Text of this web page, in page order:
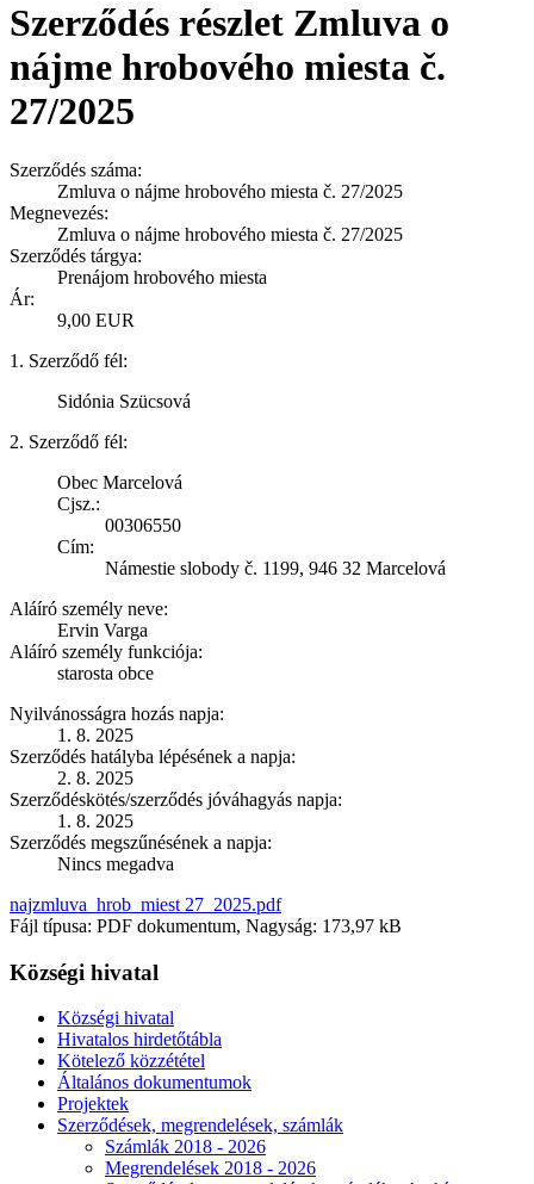
Szerződés részlet Zmluva o
nájme hrobového miesta č.
27/2025
Szerződés száma:
Zmluva o nájme hrobového miesta č. 27/2025
Megnevezés:
Zmluva o nájme hrobového miesta č. 27/2025
Szerződés tárgya:
Prenájom hrobového miesta
Ár:
9,00 EUR
1. Szerződő fél:
Sidónia Szücsová
2. Szerződő fél:
Obec Marcelová
Cjsz.:
00306550
Cím:
Námestie slobody č. 1199, 946 32 Marcelová
Aláíró személy neve:
Ervin Varga
Aláíró személy funkciója:
starosta obce
Nyilvánosságra hozás napja:
1. 8. 2025
Szerződés hatályba lépésének a napja:
2. 8. 2025
Szerződéskötés/szerződés jóváhagyás napja:
1. 8. 2025
Szerződés megszűnésének a napja:
Nincs megadva
najzmluva_hrob_miest 27_2025.pdf
Fájl típusa: PDF dokumentum, Nagyság: 173,97 kB
Községi hivatal
Községi hivatal
Hivatalos hirdetőtábla
Kötelező közzététel
Általános dokumentumok
Projektek
Szerződések, megrendelések, számlák
Számlák 2018 - 2026
Megrendelések 2018 - 2026